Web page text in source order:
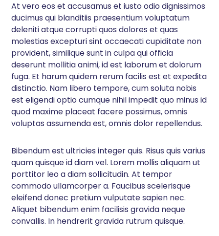
At vero eos et accusamus et iusto odio dignissimos
ducimus qui blanditiis praesentium voluptatum
deleniti atque corrupti quos dolores et quas
molestias excepturi sint occaecati cupiditate non
provident, similique sunt in culpa qui officia
deserunt mollitia animi, id est laborum et dolorum
fuga. Et harum quidem rerum facilis est et expedita
distinctio. Nam libero tempore, cum soluta nobis
est eligendi optio cumque nihil impedit quo minus id
quod maxime placeat facere possimus, omnis
voluptas assumenda est, omnis dolor repellendus.
Bibendum est ultricies integer quis. Risus quis varius
quam quisque id diam vel. Lorem mollis aliquam ut
porttitor leo a diam sollicitudin. At tempor
commodo ullamcorper a. Faucibus scelerisque
eleifend donec pretium vulputate sapien nec.
Aliquet bibendum enim facilisis gravida neque
convallis. In hendrerit gravida rutrum quisque.